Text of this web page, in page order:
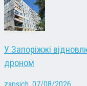
У Запоріжжі
дроном